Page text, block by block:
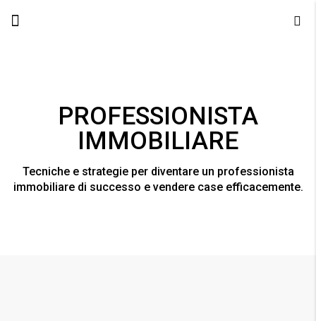
PROFESSIONISTA
IMMOBILIARE
Tecniche e strategie per diventare un professionista
immobiliare di successo e vendere case efficacemente.